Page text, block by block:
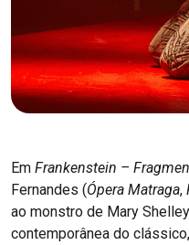
Em Frankenstein –
Fernandes (Ópera Matraga,
ao monstro de Mary
contemporânea do